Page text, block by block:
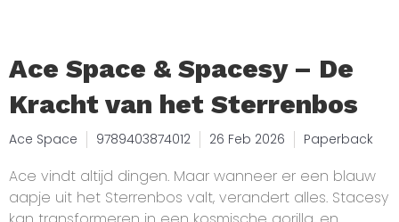
Ace Space & Spacesy – De
Kracht van het Sterrenbos
Ace Space 9789403874012 26 Feb 2026 Paperback
Ace vindt altijd dingen. Maar wanneer er een blauw
aapje uit het Sterrenbos valt, verandert alles. Stacesy